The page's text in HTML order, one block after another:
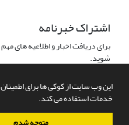
این وب سایت از کوکی ها برای اطمینان
خدمات استفاده می کند.
اشتراک خبرنامه
برای دریافت اخبار و اطلاعیه های
شوید.